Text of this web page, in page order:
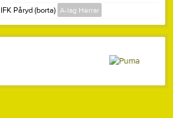
IFK Påryd (borta) A-lag Herrar